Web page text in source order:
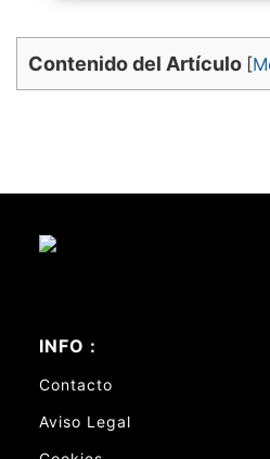
Contenido del Artículo [
INFO :
Contacto
Aviso Legal